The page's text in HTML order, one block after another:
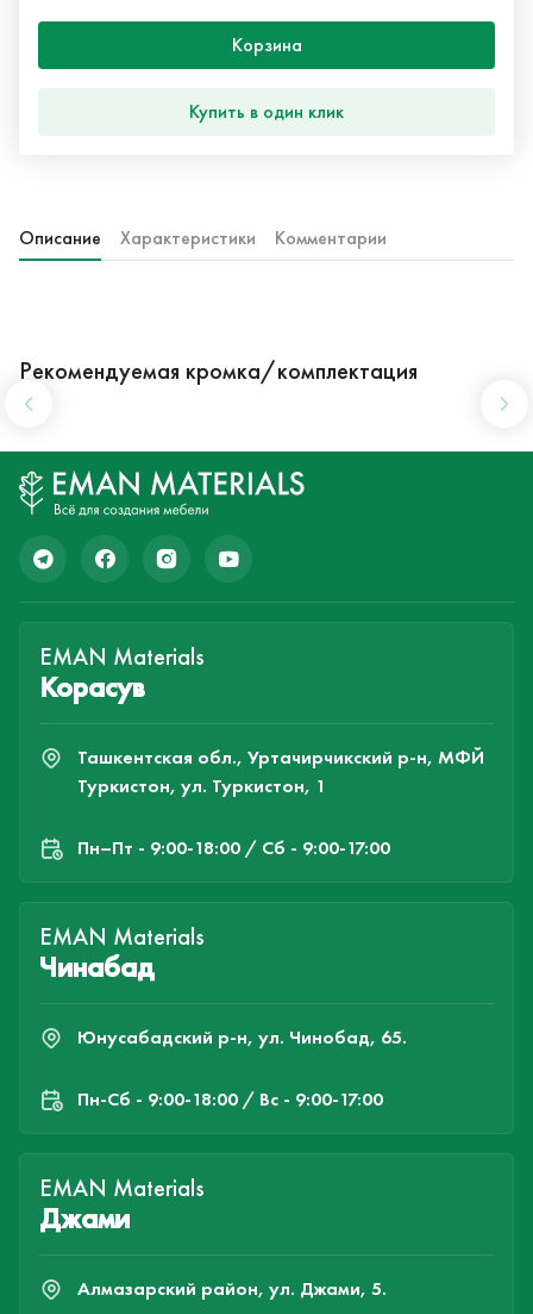
Корзина
Купить в один клик
Описание Характеристики Комментарии
Рекомендуемая кромка/комплектация
EMAN Materials
Корасув
Ташкентская обл., Уртачирчикский р-н, МФЙ
Туркистон, ул. Туркистон, 1
Пн–Пт - 9:00-18:00 / Сб - 9:00-17:00
EMAN Materials
Чинабад
Юнусабадский р-н, ул. Чинобад, 65.
Пн-Cб - 9:00-18:00 / Вс - 9:00-17:00
EMAN Materials
Джами
Алмазарский район, ул. Джами, 5.